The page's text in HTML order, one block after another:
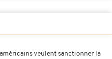
veulent sanctionner la